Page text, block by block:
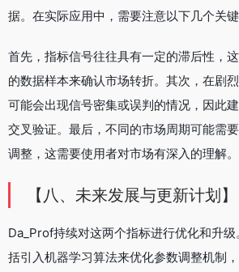
据。在实际应用中，需要注意以下几个关键
首先，指标信号往往具有一定的滞后性，
的数据样本来确认市场转折。其次，在剧
可能会出现信号密集或误判的情况，因此
交叉验证。最后，不同的市场周期可能需
调整，这需要使用者对市场有深入的理解。
【八、未来发展与更新计划】
Da_Prof持续对这两个指标进行优化和升
括引入机器学习算法来优化参数调整机制